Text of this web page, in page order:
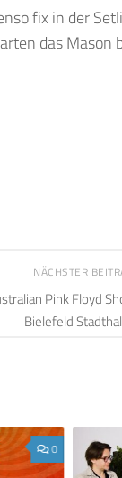
fix in der
das Mason
NÄCHSTER
Pink Floyd
Bielefeld
0